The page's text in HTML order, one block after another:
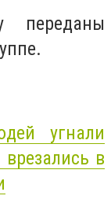
переданы
угнали
в